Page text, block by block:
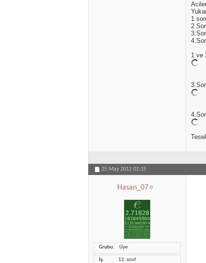
1 ve
25 May 2012 01:15
Hasan_07
Grubu Üye
İş 12. sınıf